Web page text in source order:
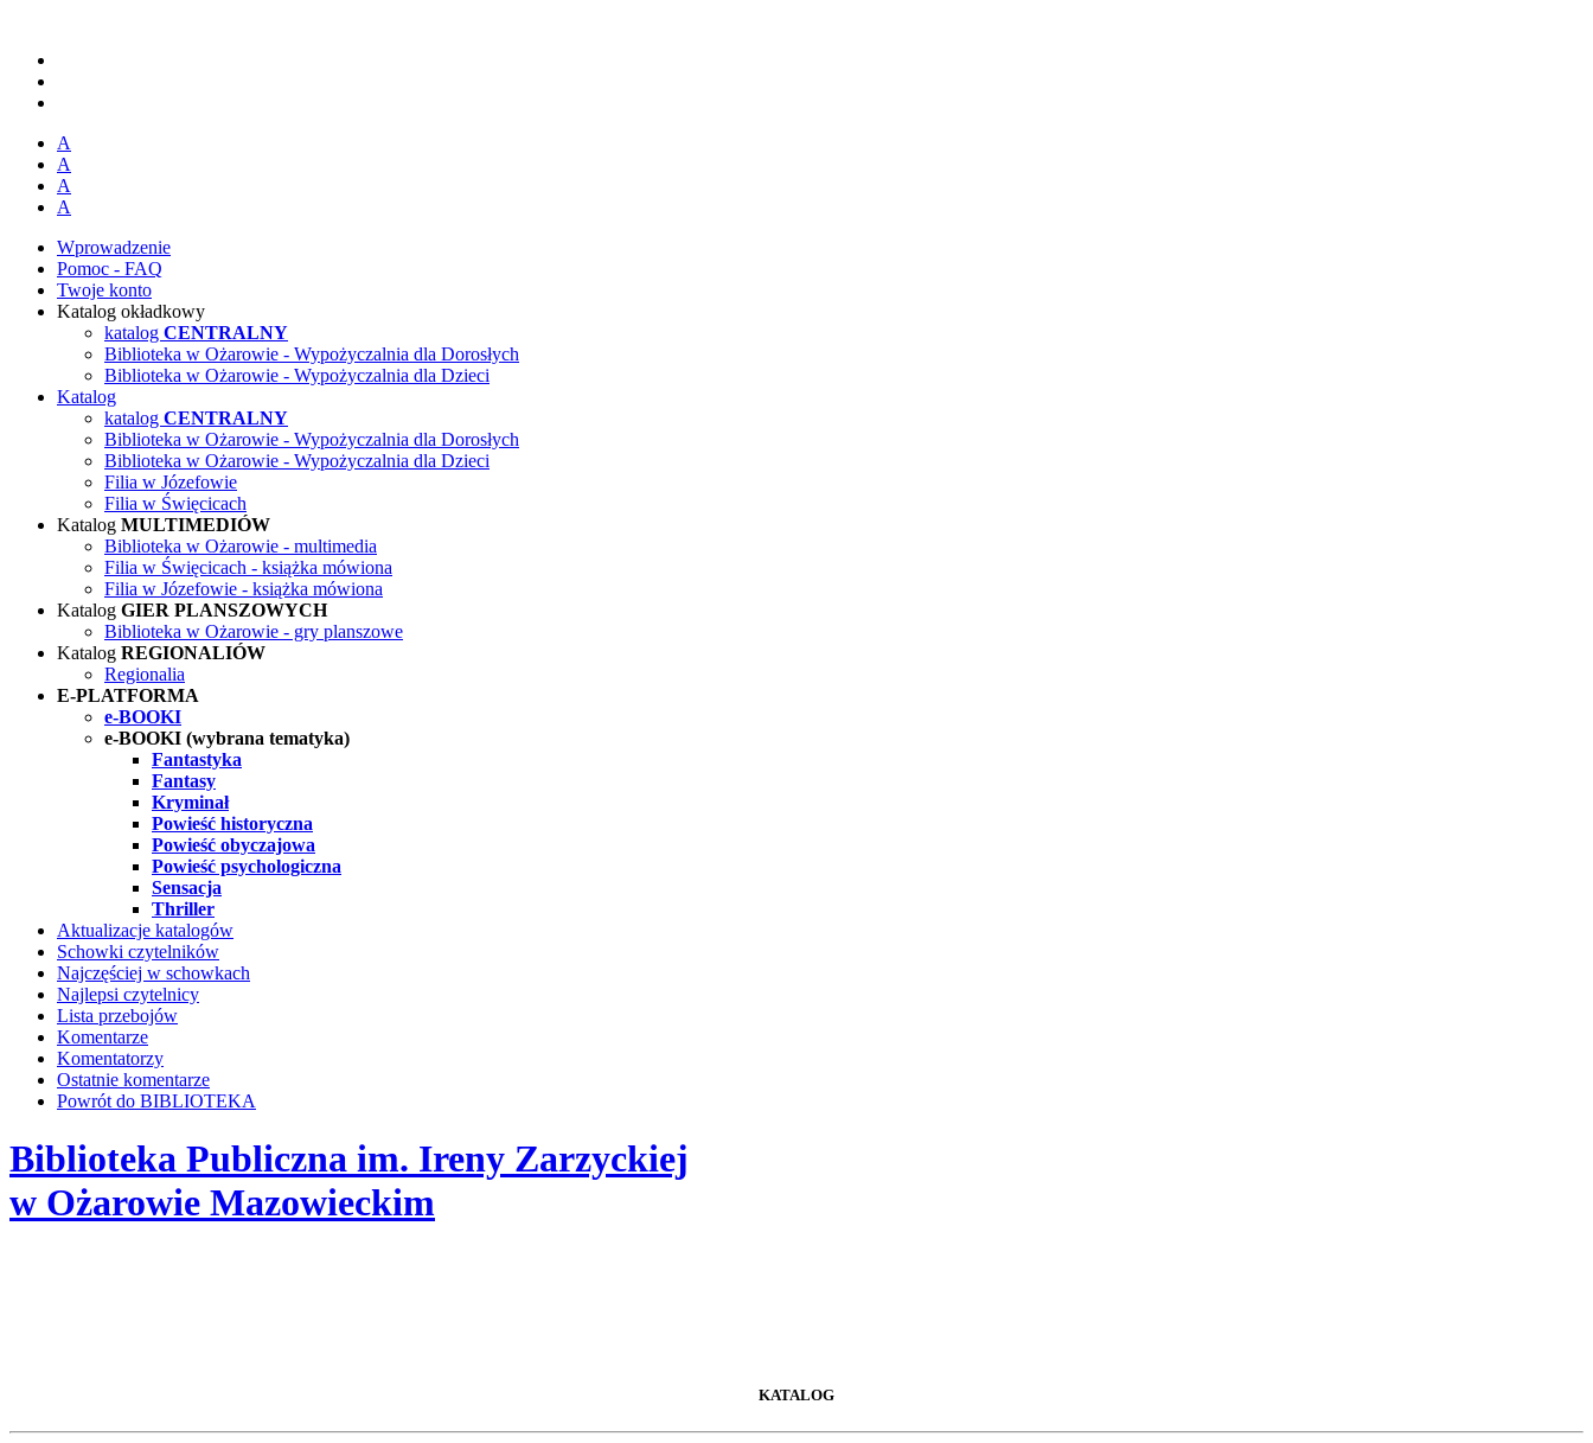
A
A
A
A
Wprowadzenie
Pomoc - FAQ
Twoje konto
Katalog okładkowy
katalog CENTRALNY
Biblioteka w Ożarowie - Wypożyczalnia dla Dorosłych
Biblioteka w Ożarowie - Wypożyczalnia dla Dzieci
Katalog
katalog CENTRALNY
Biblioteka w Ożarowie - Wypożyczalnia dla Dorosłych
Biblioteka w Ożarowie - Wypożyczalnia dla Dzieci
Filia w Józefowie
Filia w Święcicach
Katalog MULTIMEDIÓW
Biblioteka w Ożarowie - multimedia
Filia w Święcicach - książka mówiona
Filia w Józefowie - książka mówiona
Katalog GIER PLANSZOWYCH
Biblioteka w Ożarowie - gry planszowe
Katalog REGIONALIÓW
Regionalia
E-PLATFORMA
e-BOOKI
e-BOOKI (wybrana tematyka)
Fantastyka
Fantasy
Kryminał
Powieść historyczna
Powieść obyczajowa
Powieść psychologiczna
Sensacja
Thriller
Aktualizacje katalogów
Schowki czytelników
Najczęściej w schowkach
Najlepsi czytelnicy
Lista przebojów
Komentarze
Komentatorzy
Ostatnie komentarze
Powrót do BIBLIOTEKA
Biblioteka Publiczna im. Ireny Zarzyckiej
w Ożarowie Mazowieckim
KATALOG